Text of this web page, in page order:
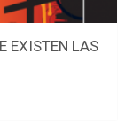
EXISTEN LAS